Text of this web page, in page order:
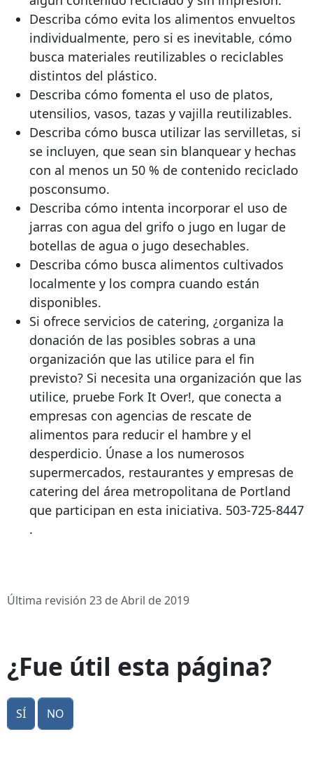
Describa cómo evita los alimentos envueltos
individualmente, pero si es inevitable, cómo
busca materiales reutilizables o reciclables
distintos del plástico.
Describa cómo fomenta el uso de platos,
utensilios, vasos, tazas y vajilla reutilizables.
Describa cómo busca utilizar las servilletas, si
se incluyen, que sean sin blanquear y hechas
con al menos un 50 % de contenido reciclado
posconsumo.
Describa cómo intenta incorporar el uso de
jarras con agua del grifo o jugo en lugar de
botellas de agua o jugo desechables.
Describa cómo busca alimentos cultivados
localmente y los compra cuando están
disponibles.
Si ofrece servicios de catering, ¿organiza la
donación de las posibles sobras a una
organización que las utilice para el fin
previsto? Si necesita una organización que las
utilice, pruebe Fork It Over!, que conecta a
empresas con agencias de rescate de
alimentos para reducir el hambre y el
desperdicio. Únase a los numerosos
supermercados, restaurantes y empresas de
catering del área metropolitana de Portland
que participan en esta iniciativa. 503-725-8447
.
Última revisión 23 de Abril de 2019
¿Fue útil esta página?
Sí No